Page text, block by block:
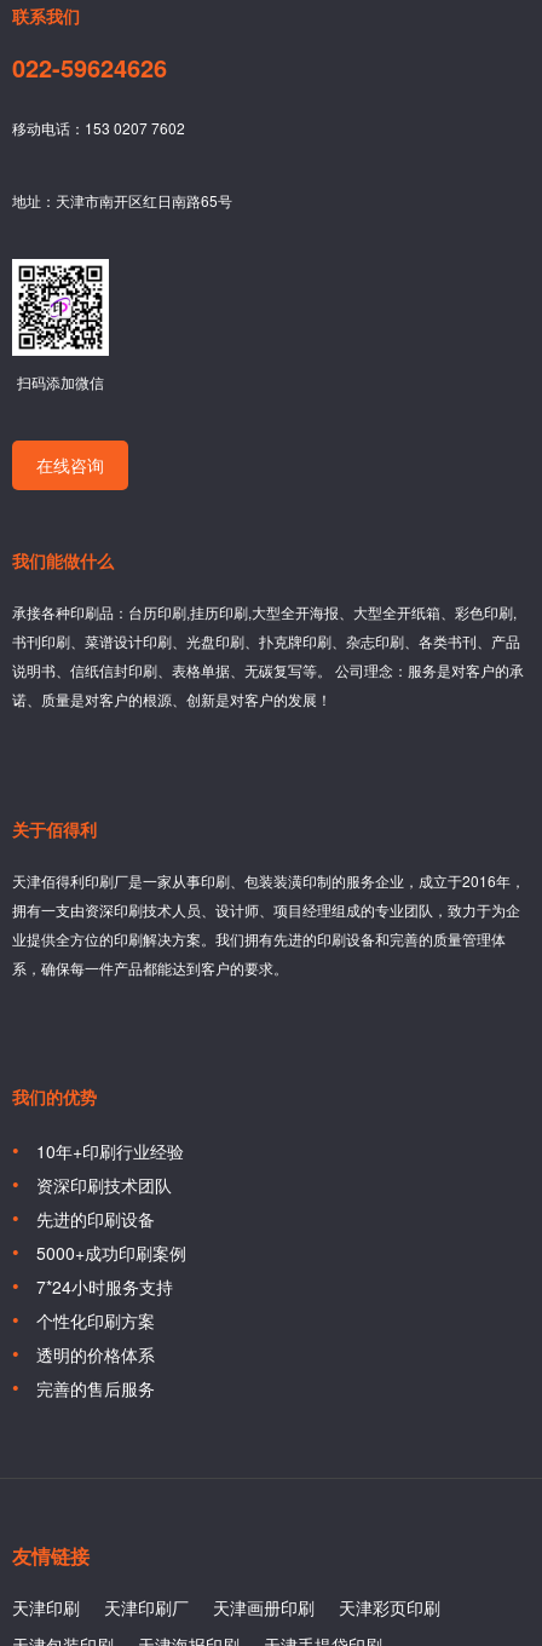
联系我们
022-59624626
移动电话：153 0207 7602
地址：天津市南开区红日南路65号
扫码添加微信
在线咨询
我们能做什么
承接各种印刷品：台历印刷,挂历印刷,大型全开海报、大型全开纸箱、彩色印刷,
书刊印刷、菜谱设计印刷、光盘印刷、扑克牌印刷、杂志印刷、各类书刊、产品
说明书、信纸信封印刷、表格单据、无碳复写等。 公司理念：服务是对客户的承
诺、质量是对客户的根源、创新是对客户的发展！
关于佰得利
天津佰得利印刷厂是一家从事印刷、包装装潢印制的服务企业，成立于2016年，
拥有一支由资深印刷技术人员、设计师、项目经理组成的专业团队，致力于为企
业提供全方位的印刷解决方案。我们拥有先进的印刷设备和完善的质量管理体
系，确保每一件产品都能达到客户的要求。
我们的优势
10年+印刷行业经验
资深印刷技术团队
先进的印刷设备
5000+成功印刷案例
7*24小时服务支持
个性化印刷方案
透明的价格体系
完善的售后服务
友情链接
天津印刷 天津印刷厂 天津画册印刷
天津彩页印刷